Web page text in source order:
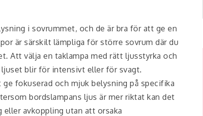
i sovrummet, och de är bra för att ge en
är särskilt lämpliga för större sovrum där du
Att välja en taklampa med rätt ljusstyrka och
blir för intensivt eller för svagt.
fokuserad och mjuk belysning på specifika
bordslampans ljus är mer riktat kan det
avkoppling utan att orsaka